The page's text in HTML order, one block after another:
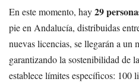
En este momento, hay29
pie en Andalucía, distribuidas
nuevas licencias, se llegarán a un
garantizando la sostenibilidad de
establece límites específicos: 100